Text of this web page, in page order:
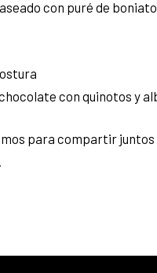
con puré de
con quinotos y
para compartir juntos